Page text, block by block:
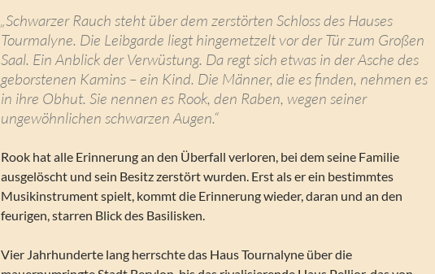
„Schwarzer Rauch steht über dem zerstörten Schloss des Hauses
Tourmalyne. Die Leibgarde liegt hingemetzelt vor der Tür zum Großen
Saal. Ein Anblick der Verwüstung. Da regt sich etwas in der Asche des
geborstenen Kamins – ein Kind. Die Männer, die es finden, nehmen es
in ihre Obhut. Sie nennen es Rook, den Raben, wegen seiner
ungewöhnlichen schwarzen Augen.“
Rook hat alle Erinnerung an den Überfall verloren, bei dem seine Familie
ausgelöscht und sein Besitz zerstört wurden. Erst als er ein bestimmtes
Musikinstrument spielt, kommt die Erinnerung wieder, daran und an den
feurigen, starren Blick des Basilisken.
Vier Jahrhunderte lang herrschte das Haus Tournalyne über die